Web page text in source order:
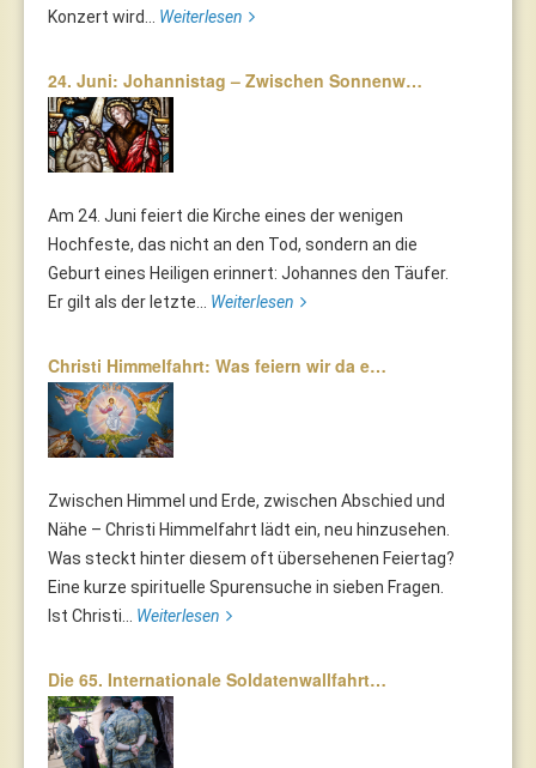
Konzert wird... Weiterlesen
24. Juni: Johannistag – Zwischen Sonnenw…
Am 24. Juni feiert die Kirche eines der wenigen
Hochfeste, das nicht an den Tod, sondern an die
Geburt eines Heiligen erinnert: Johannes den Täufer.
Er gilt als der letzte... Weiterlesen
Christi Himmelfahrt: Was feiern wir da e…
Zwischen Himmel und Erde, zwischen Abschied und
Nähe – Christi Himmelfahrt lädt ein, neu hinzusehen.
Was steckt hinter diesem oft übersehenen Feiertag?
Eine kurze spirituelle Spurensuche in sieben Fragen.
Ist Christi... Weiterlesen
Die 65. Internationale Soldatenwallfahrt…